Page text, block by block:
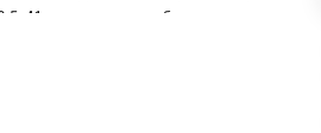
крупная резьба служит
его преимуществом является
что позволит сделать любой
так и на улице.